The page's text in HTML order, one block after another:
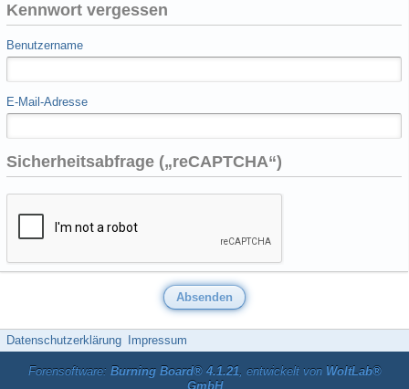
Kennwort vergessen
Benutzername
E-Mail-Adresse
Sicherheitsabfrage („reCAPTCHA“)
Datenschutzerklärung Impressum
Forensoftware: Burning Board® 4.1.21, entwickelt von WoltLab®
GmbH